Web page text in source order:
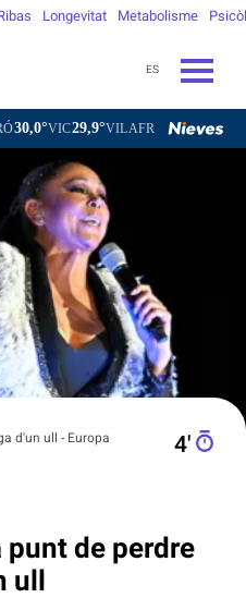
Longevitat Metabolisme
ES
VILAFRANCA DEL PENEDÈS29,2°
d'un ull - Europa
4′
punt de perdre
ull